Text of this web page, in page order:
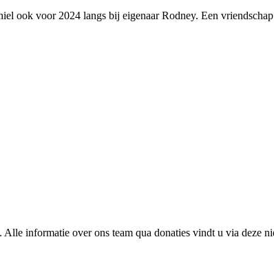
ook voor 2024 langs bij eigenaar Rodney. Een
Alle informatie over ons team qua donaties vindt u via deze